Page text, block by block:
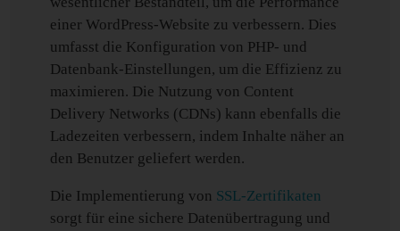
einer WordPress-Website zu verbessern. Dies
umfasst die Konfiguration von PHP- und
Datenbank-Einstellungen, um die Effizienz zu
maximieren. Die Nutzung von Content
Delivery Networks (CDNs) kann ebenfalls die
Ladezeiten verbessern, indem Inhalte näher an
den Benutzer geliefert werden.
Die Implementierung von SSL-Zertifikaten
sorgt für eine sichere Datenübertragung und